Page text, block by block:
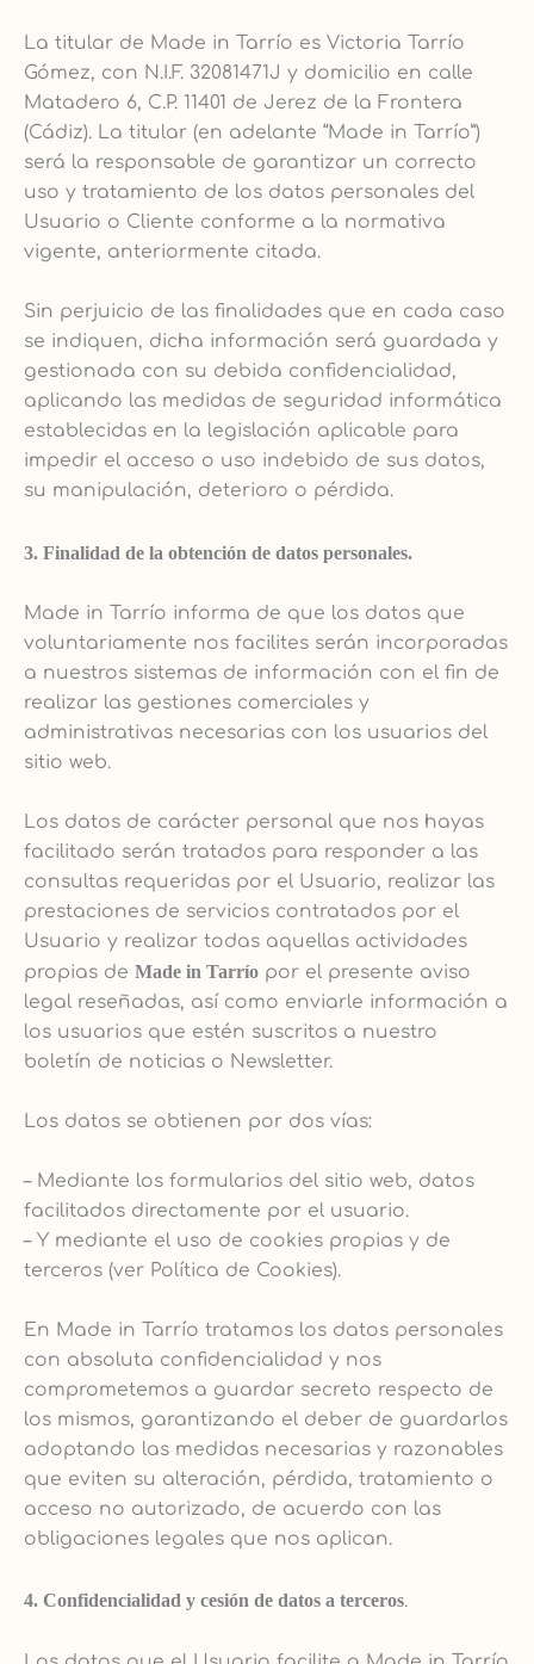
La titular de Made in Tarrío es Victoria Tarrío
Gómez, con N.I.F. 32081471J y domicilio en calle
Matadero 6, C.P. 11401 de Jerez de la Frontera
(Cádiz). La titular (en adelante “Made in Tarrío”)
será la responsable de garantizar un correcto
uso y tratamiento de los datos personales del
Usuario o Cliente conforme a la normativa
vigente, anteriormente citada.
Sin perjuicio de las finalidades que en cada caso
se indiquen, dicha información será guardada y
gestionada con su debida confidencialidad,
aplicando las medidas de seguridad informática
establecidas en la legislación aplicable para
impedir el acceso o uso indebido de sus datos,
su manipulación, deterioro o pérdida.
3. Finalidad de la obtención de datos personales.
Made in Tarrío informa de que los datos que
voluntariamente nos facilites serán incorporadas
a nuestros sistemas de información con el fin de
realizar las gestiones comerciales y
administrativas necesarias con los usuarios del
sitio web.
Los datos de carácter personal que nos hayas
facilitado serán tratados para responder a las
consultas requeridas por el Usuario, realizar las
prestaciones de servicios contratados por el
Usuario y realizar todas aquellas actividades
propias de Made in Tarrío por el presente aviso
legal reseñadas, así como enviarle información a
los usuarios que estén suscritos a nuestro
boletín de noticias o Newsletter.
Los datos se obtienen por dos vías:
– Mediante los formularios del sitio web, datos
facilitados directamente por el usuario.
– Y mediante el uso de cookies propias y de
terceros (ver Política de Cookies).
En Made in Tarrío tratamos los datos personales
con absoluta confidencialidad y nos
comprometemos a guardar secreto respecto de
los mismos, garantizando el deber de guardarlos
adoptando las medidas necesarias y razonables
que eviten su alteración, pérdida, tratamiento o
acceso no autorizado, de acuerdo con las
obligaciones legales que nos aplican.
4. Confidencialidad y cesión de datos a terceros.